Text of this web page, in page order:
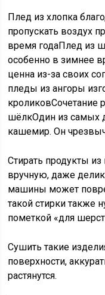
Плед из хлопка
пропускать воздух
время годаПлед из
особенно в зимнее
ценна из-за своих
пледы из ангоры
шёлкОдин из самых
кашемир. Он
Стирать продукты
вручную, даже
машины может
такой стирки также
пометкой «для
Сушить такие
поверхности,
растянутся.